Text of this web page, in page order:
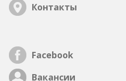
Контакты
Facebook
Вакансии